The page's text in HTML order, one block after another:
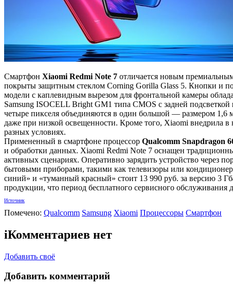
Смартфон Xiaomi Redmi Note 7 отличается новым
покрыты защитным стеклом Corning Gorilla Glass 5. Кнопки и
модели с каплевидным вырезом для фронтальной камеры
Samsung ISOCELL Bright GM1 типа CMOS с задней
четыре пикселя объединяются в один большой — размером 1,6
даже при низкой освещенности. Кроме того, Xiaomi внедрила
разных условиях.
Примененный в смартфоне процессор Qualcomm Snapdragon
и обработки данных. Xiaomi Redmi Note 7 оснащен
активных сценариях. Оперативно зарядить устройство через
бытовыми приборами, такими как телевизоры или
синий» и «туманный красный» стоит 13 990 руб. за версию 3
продукции, что период бесплатного сервисного обслуживания
Источник
Помечено: Qualcomm Samsung Xiaomi Процессоры Смартфон
iКомментариев нет
Добавить своё
Добавить комментарий